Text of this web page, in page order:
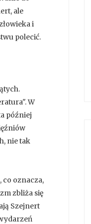
ale
i
polecić.
W
później
nie tak
oznacza,
zbliża się
Szejnert